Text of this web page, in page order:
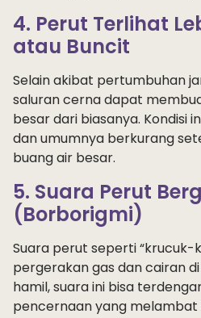
4. Perut Terlihat
atau Buncit
Selain akibat pertumbuhan
saluran cerna dapat
besar dari biasanya. Kondisi
dan umumnya berkurang
buang air besar.
5. Suara Perut
(Borborigmi)
Suara perut seperti “krucuk-
pergerakan gas dan cairan
hamil, suara ini bisa
pencernaan yang melambat